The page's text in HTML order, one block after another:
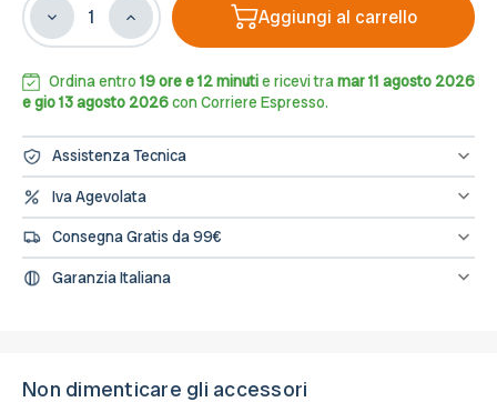
Diminuisci
la
di
Lampada
E27
6W
Filamento
Ambrata,
Dimmerabile
Aumenta
la
di
Lampada
E27
6W
a
Filamento
Ambrata,
Dimmerabile
-
Aggiungi al carrello
Ordina entro 19 ore e 12 minutie ricevi tramar 11 agosto 2026
e gio 13 agosto 2026con Corriere Espresso.
Assistenza Tecnica
oppure scrivici una mail a info@leddiretto.it
Iva Agevolata
concludere l'ordine direttamente dal sito segnalandolo nelle note
dell'ordine e provvederemo a fatturare e rettificare il pagamento
Consegna Gratis da 99€
Garanzia Italiana
Non dimenticare gli accessori